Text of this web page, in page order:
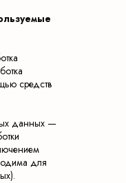
средств
данных —
для